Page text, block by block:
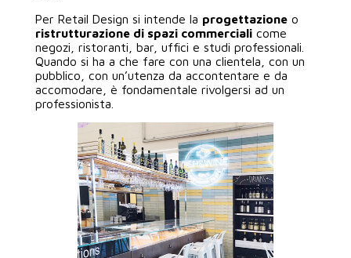
Per Retail Design si intende la progettazioneo
ristrutturazione di spazi commercialicome
negozi, ristoranti, bar, uffici e studi professionali.
Quando si ha a che fare con una clientela, con un
pubblico, con un’utenza da accontentare e da
accomodare, è fondamentale rivolgersi ad un
professionista.